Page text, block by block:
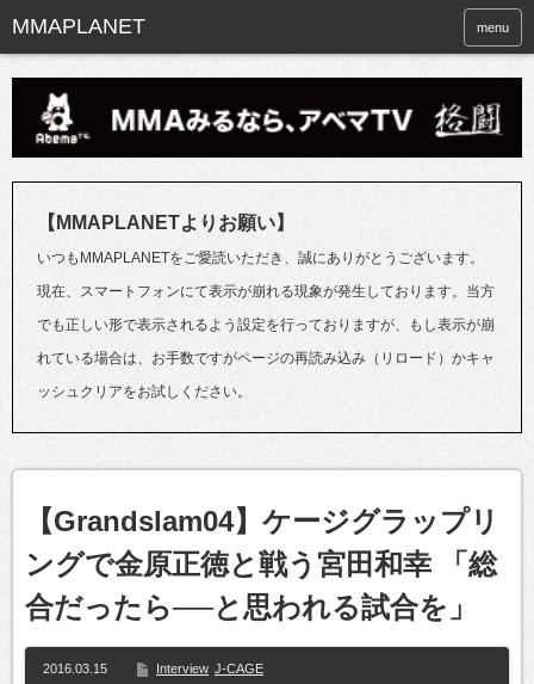
menu
【MMAPLANETよりお願い】
いつもMMAPLANETをご愛読いただき、誠にありがとうございます。
現在、スマートフォンにて表示が崩れる現象が発生しております。当方
でも正しい形で表示されるよう設定を行っておりますが、もし表示が崩
れている場合は、お手数ですがページの再読み込み（リロード）かキャ
ッシュクリアをお試しください。
【Grandslam04】ケージグラップリ
ングで金原正徳と戦う宮田和幸 「総
合だったら──と思われる試合を」
2016.03.15 Interview J-CAGE